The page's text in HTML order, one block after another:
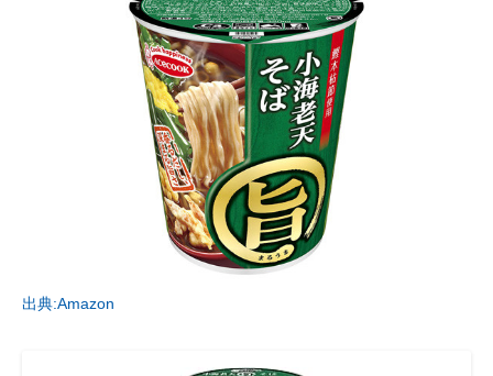
出典:Amazon